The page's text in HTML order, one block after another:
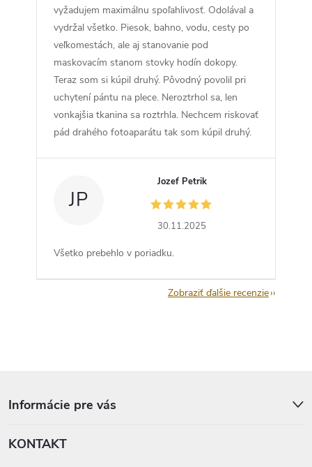
vyžadujem maximálnu spoľahlivosť. Odolával a
vydržal všetko. Piesok, bahno, vodu, cesty po
veľkomestách, ale aj stanovanie pod
maskovacím stanom stovky hodín dokopy.
Teraz som si kúpil druhý. Pôvodný povolil pri
uchytení pántu na plece. Neroztrhol sa, len
vonkajšia tkanina sa roztrhla. Nechcem riskovať
pád drahého fotoaparátu tak som kúpil druhý.
JP
Jozef Petrik
30.11.2025
Všetko prebehlo v poriadku.
Zobraziť ďalšie recenzie
Informácie pre vás
KONTAKT